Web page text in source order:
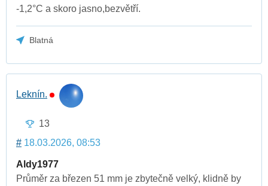
-1,2°C a skoro jasno,bezvětří.
Blatná
Leknín.
13
# 18.03.2026, 08:53
Aldy1977
Průměr za březen 51 mm je zbytečně velký, klidně by